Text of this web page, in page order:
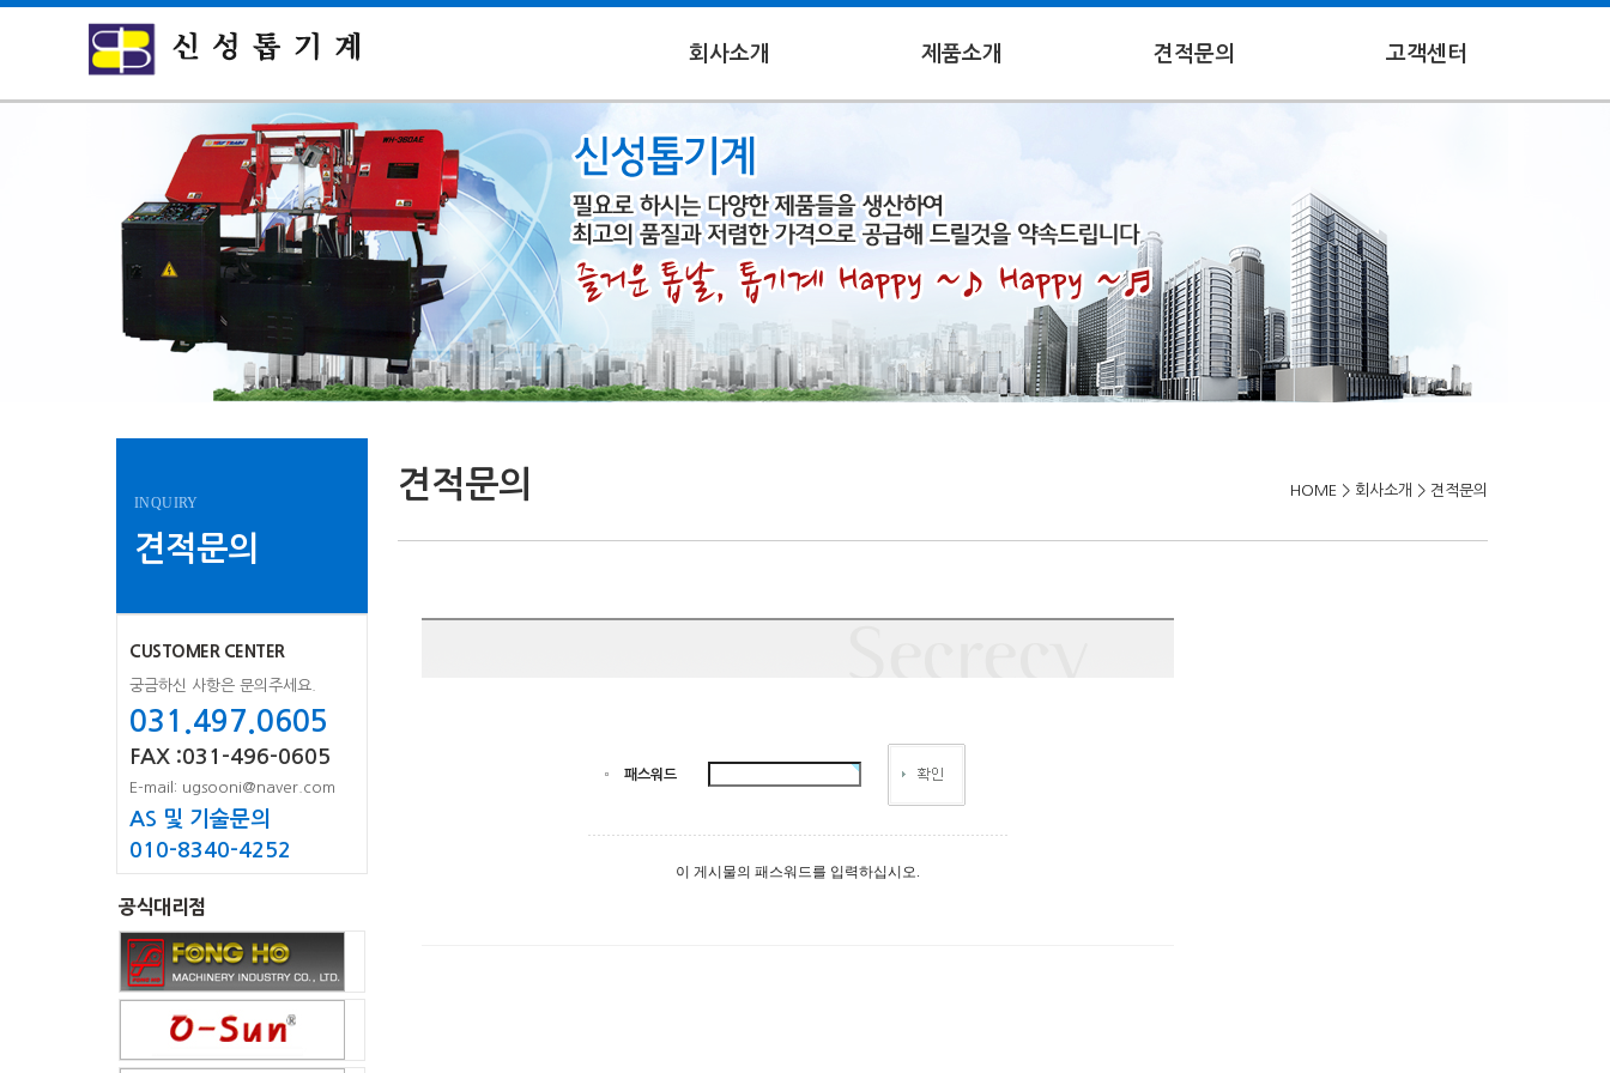
회사소개 제품소개 견적문의 고객센터
INQUIRY
견적문의
CUSTOMER CENTER
궁금하신 사항은 문의주세요.
031.497.0605
FAX :031-496-0605
E-mail: ugsooni@naver.com
AS 및 기술문의
010-8340-4252
공식대리점
견적문의 HOME > 회사소개 > 견적문의
패스워드
이 게시물의 패스워드를 입력하십시오.